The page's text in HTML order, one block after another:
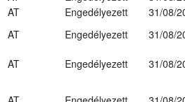
AT Engedélyezett
31/08/
AT Engedélyezett
31/08/
AT Engedélyezett
31/08/